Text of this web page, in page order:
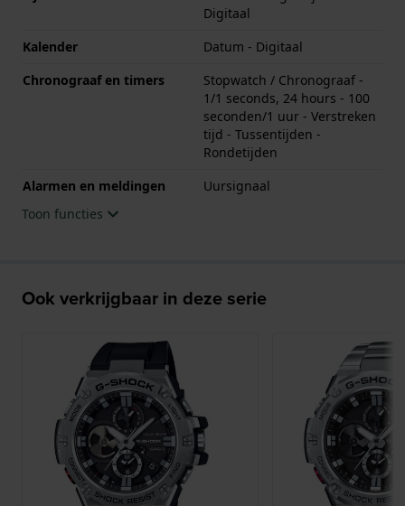
Digitaal
Kalender
Datum - Digitaal
Chronograaf en timers
Stopwatch / Chronograaf -
1/1 seconds, 24 hours - 100
seconden/1 uur - Verstreken
tijd - Tussentijden -
Rondetijden
Alarmen en meldingen
Uursignaal
Toon functies
Ook verkrijgbaar in deze serie